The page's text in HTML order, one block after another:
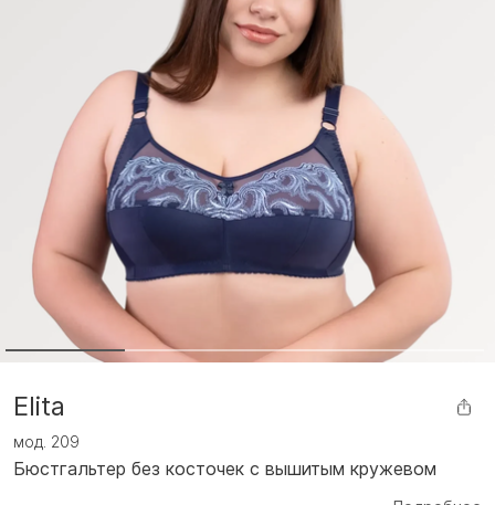
Elita
мод. 209
Бюстгальтер без косточек с вышитым кружевом